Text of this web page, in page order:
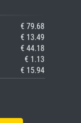
€ 79.68
€ 13.49
€ 44.18
€ 1.13
€ 15.94